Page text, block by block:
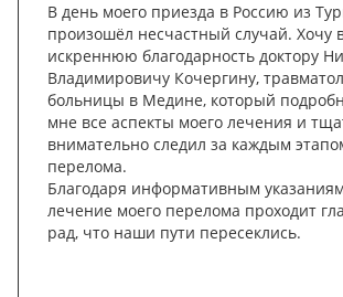
В день моего приезда в Россию из
произошёл несчастный случай. Хочу
искреннюю благодарность доктору
Владимировичу Кочергину,
больницы в Медине, который
мне все аспекты моего лечения и
внимательно следил за каждым
перелома.
Благодаря информативным
лечение моего перелома проходит
рад, что наши пути пересеклись.